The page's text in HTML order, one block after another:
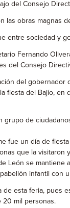
del Consejo
las obras magnas
entre sociedad y
Fernando
del Consejo
del gobernador
fiesta del Bajío,
grupo de
fue un día de
que la visitaron
León se
infantil con
de esta feria,
20 mil personas.